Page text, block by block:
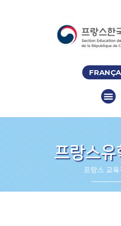
프랑스
프랑스 교육